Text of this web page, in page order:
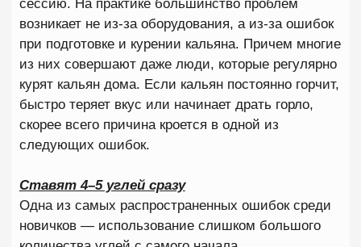
кальянной сессии.
8 (967) 007-67-76